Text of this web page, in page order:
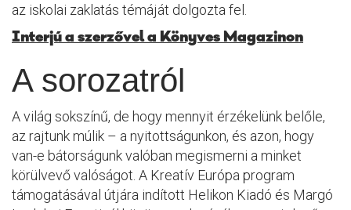
az iskolai zaklatás témáját dolgozta fel.
Interjú a szerzővel a Könyves Magazinon
A sorozatról
A világ sokszínű, de hogy mennyit érzékelünk belőle,
az rajtunk múlik – a nyitottságunkon, és azon, hogy
van-e bátorságunk valóban megismerni a minket
körülvevő valóságot. A Kreatív Európa program
támogatásával útjára indított Helikon Kiadó és Margó